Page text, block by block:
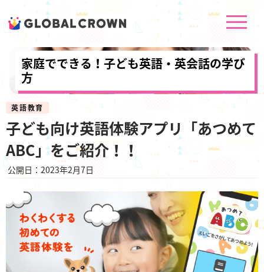
家庭でできる！子ども英語・英会話の学び
方
英語教育
子ども向け英語体験アプリ「あつめて
ABC」をご紹介！！
公開日：2023年2月7日